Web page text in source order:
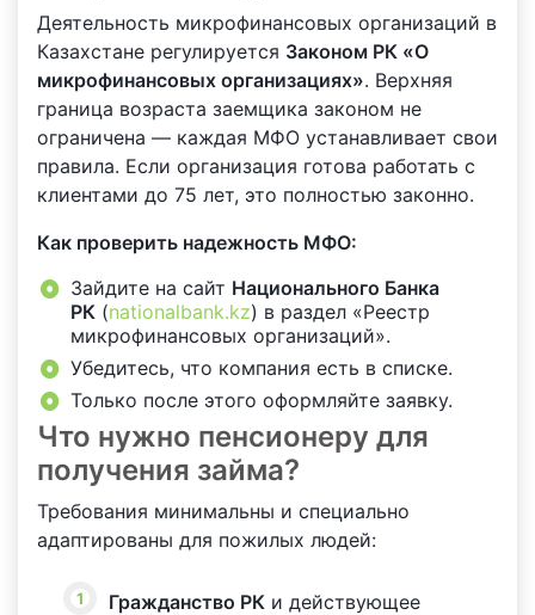
Деятельность микрофинансовых организаций в
Казахстане регулируется Законом РК «О
микрофинансовых организациях». Верхняя
граница возраста заемщика законом не
ограничена — каждая МФО устанавливает свои
правила. Если организация готова работать с
клиентами до 75 лет, это полностью законно.
Как проверить надежность МФО:
Зайдите на сайт Национального Банка
РК (nationalbank.kz) в раздел «Реестр
микрофинансовых организаций».
Убедитесь, что компания есть в списке.
Только после этого оформляйте заявку.
Что нужно пенсионеру для
получения займа?
Требования минимальны и специально
адаптированы для пожилых людей:
Гражданство РК и действующее